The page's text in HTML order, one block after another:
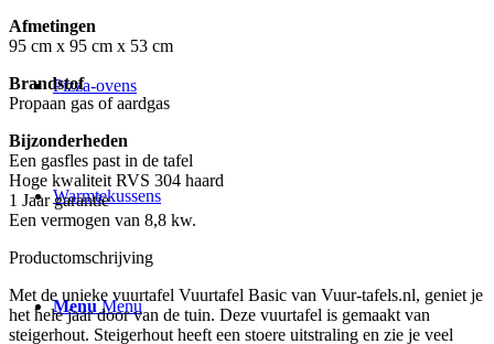
Pizza-ovens
Warmtekussens
Menu Menu
Afmetingen
95 cm x 95 cm x 53 cm
Brandstof
Propaan gas of aardgas
Bijzonderheden
Een gasfles past in de tafel
Hoge kwaliteit RVS 304 haard
1 Jaar garantie
Een vermogen van 8,8 kw.
Productomschrijving
Met de unieke vuurtafel Vuurtafel Basic van Vuur-tafels.nl, geniet je
het hele jaar door van de tuin. Deze vuurtafel is gemaakt van
steigerhout. Steigerhout heeft een stoere uitstraling en zie je veel